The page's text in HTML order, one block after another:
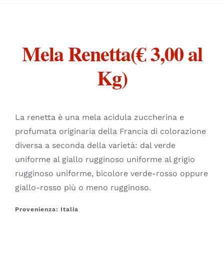
CONTATTI
Mela Renetta(€ 3,00 al
Kg)
La renetta è una mela acidula zuccherina e
profumata originaria della Francia di colorazione
diversa a seconda della varietà: dal verde
uniforme al giallo rugginoso uniforme al grigio
rugginoso uniforme, bicolore verde-rosso oppure
giallo-rosso più o meno rugginoso.
Provenienza: Italia